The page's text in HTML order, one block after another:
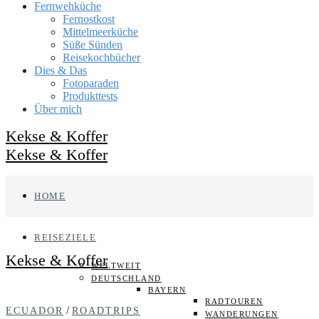
Fernwehküche
Fernostkost
Mittelmeerküche
Süße Sünden
Reisekochbücher
Dies & Das
Fotoparaden
Produkttests
Über mich
Kekse & Koffer
Kekse & Koffer
HOME
REISEZIELE
WELTWEIT
DEUTSCHLAND
BAYERN
RADTOUREN
WANDERUNGEN
Kekse & Koffer
ECUADOR / ROADTRIPS